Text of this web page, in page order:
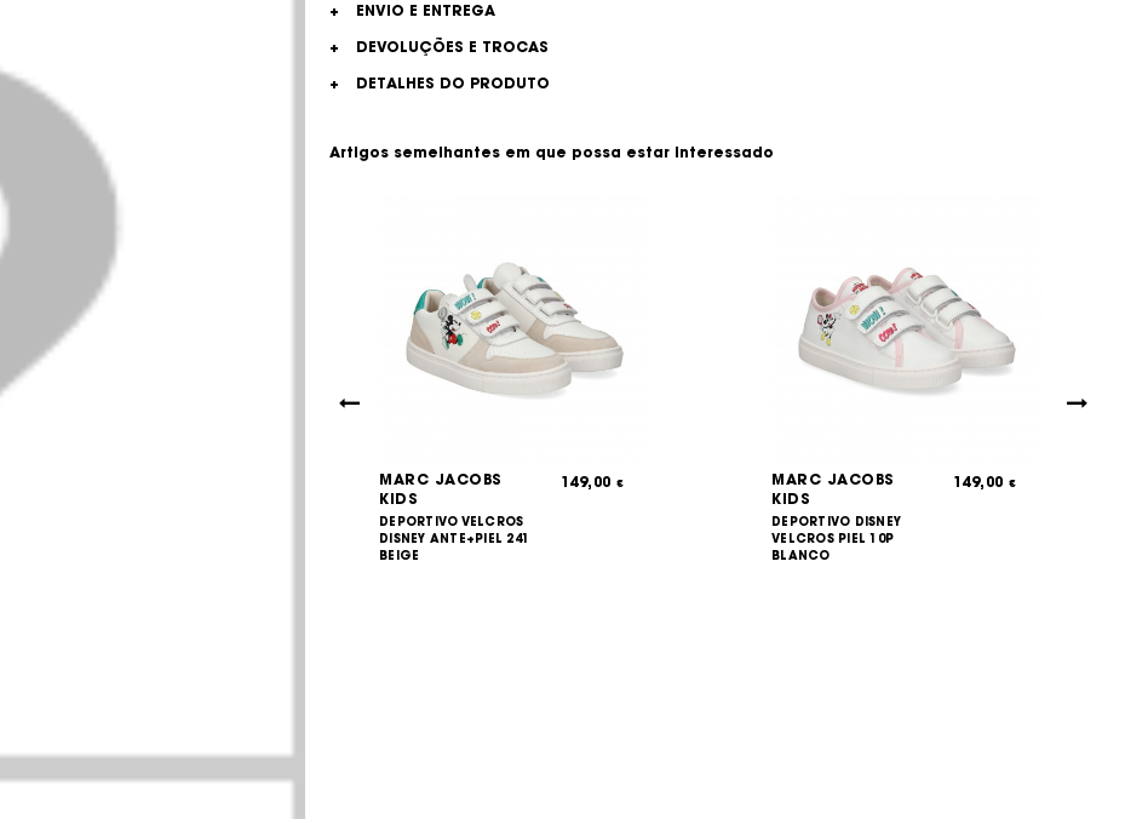
+
ENVIO E ENTREGA
+
DEVOLUÇÕES E TROCAS
+
DETALHES DO PRODUTO
Artigos semelhantes em que possa estar interessado
MARC JACOBS
KIDS
DEPORTIVO VELCROS
DISNEY ANTE+PIEL 241
BEIGE
149,00€
MARC JACOBS
KIDS
DEPORTIVO DISNEY
VELCROS PIEL 10P
BLANCO
149,00€